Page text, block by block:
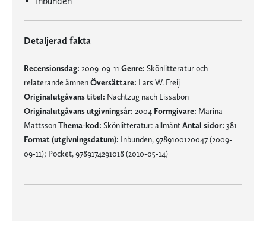
Detaljerad fakta
Recensionsdag: 2009-09-11 Genre: Skönlitteratur och
relaterande ämnenÖversättare: Lars W. Freij
Originalutgåvans titel: Nachtzug nach Lissabon
Originalutgåvans utgivningsår: 2004 Formgivare: Marina
MattssonThema-kod: Skönlitteratur: allmäntAntal sidor: 381
Format (utgivningsdatum): Inbunden, 9789100120047 (2009-
09-11); Pocket, 9789174291018 (2010-05-14)